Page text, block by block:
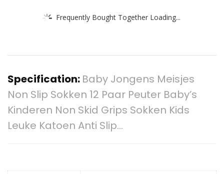
Frequently Bought Together Loading...
Specification: Baby Jongens Meisjes
Non Slip Sokken 12 Paar Peuter Baby’s
Kinderen Non Skid Grips Sokken Kids
Leuke Katoen Anti Slip…